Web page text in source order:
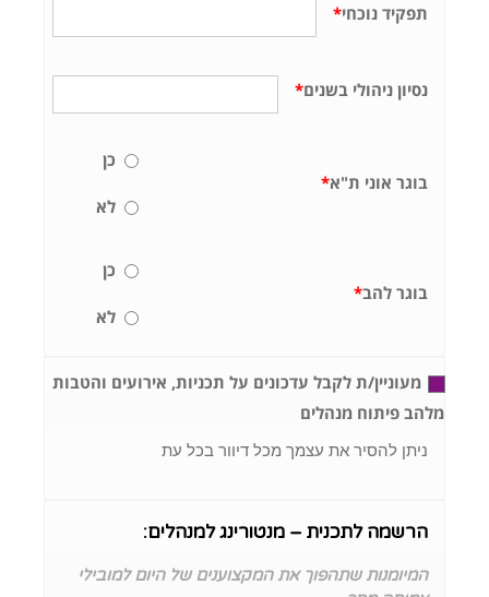
*תפקיד נוכחי
*נסיון ניהולי בשנים
*בוגר אוני ת"א
כן
לא
*בוגר להב
כן
לא
מעוניין/ת לקבל עדכונים על תכניות, אירועים והטבות
מלהב פיתוח מנהלים
ניתן להסיר את עצמך מכל דיוור בכל עת
הרשמה לתכנית – מנטורינג למנהלים:
המיומנות שתהפוך את המקצוענים של היום למובילי